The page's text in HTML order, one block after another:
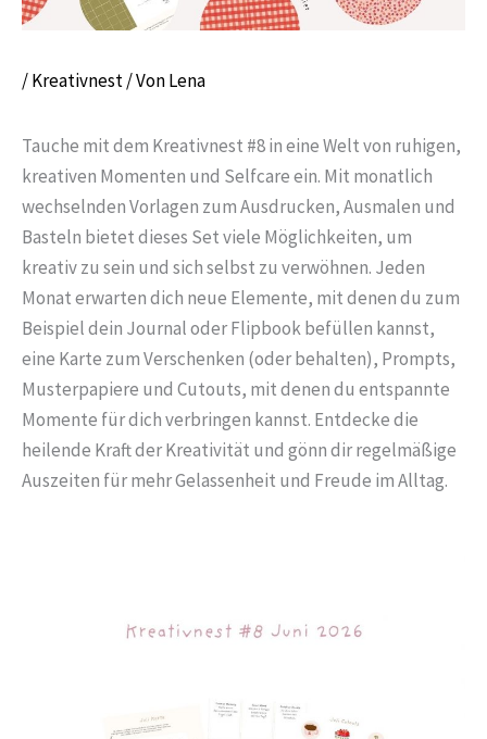
/Kreativnest/ VonLena
Tauche mit dem Kreativnest #8 in eine Welt von ruhigen,
kreativen Momenten und Selfcare ein. Mit monatlich
wechselnden Vorlagen zum Ausdrucken, Ausmalen und
Basteln bietet dieses Set viele Möglichkeiten, um
kreativ zu sein und sich selbst zu verwöhnen. Jeden
Monat erwarten dich neue Elemente, mit denen du zum
Beispiel dein Journal oder Flipbook befüllen kannst,
eine Karte zum Verschenken (oder behalten), Prompts,
Musterpapiere und Cutouts, mit denen du entspannte
Momente für dich verbringen kannst. Entdecke die
heilende Kraft der Kreativität und gönn dir regelmäßige
Auszeiten für mehr Gelassenheit und Freude im Alltag.